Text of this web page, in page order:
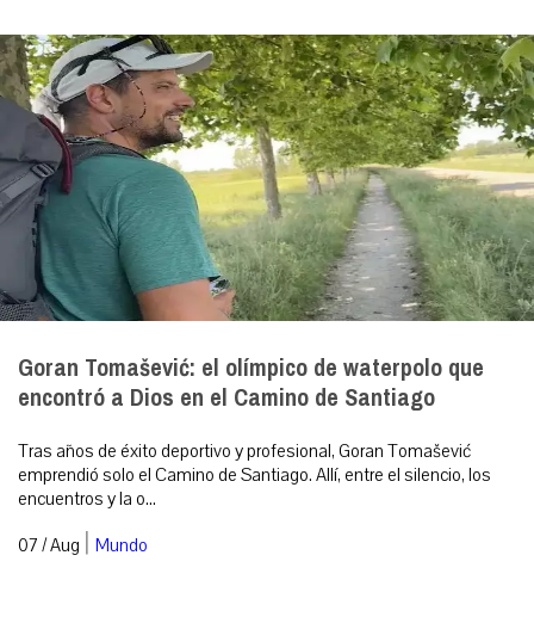
Goran Tomašević: el olímpico de waterpolo que
encontró a Dios en el Camino de Santiago
Tras años de éxito deportivo y profesional, Goran Tomašević
emprendió solo el Camino de Santiago. Allí, entre el silencio, los
encuentros y la o...
07 / Aug | Mundo